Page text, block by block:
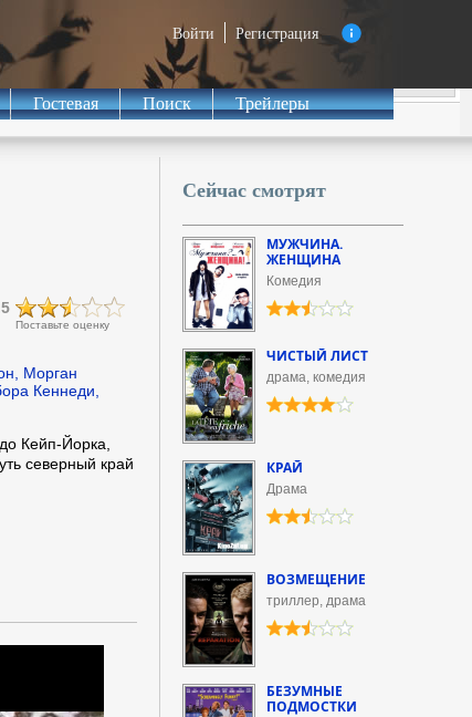
Войти Регистрация
Гостевая Поиск Трейлеры
Поставьте оценку
Морган
Кеннеди,
Кейп-Йорка,
северный край
Сейчас смотрят
МУЖЧИНА.
ЖЕНЩИНА
Комедия
ЧИСТЫЙ ЛИСТ
драма, комедия
КРАЙ
Драма
ВОЗМЕЩЕНИЕ
триллер, драма
БЕЗУМНЫЕ
ПОДМОСТКИ